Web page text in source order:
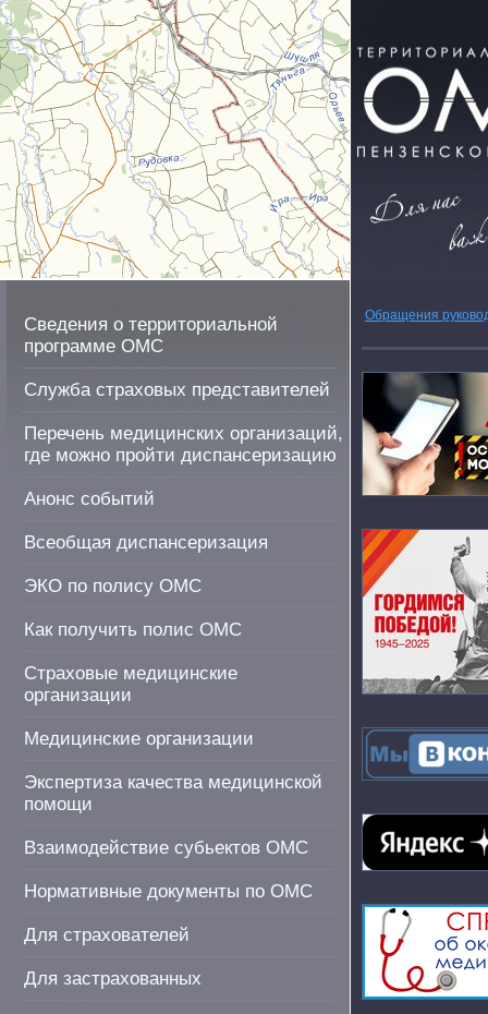
Сведения о территориальной
программе ОМС
Служба страховых представителей
Перечень медицинских организаций,
где можно пройти диспансеризацию
Анонс событий
Всеобщая диспансеризация
ЭКО по полису ОМС
Как получить полис ОМС
Страховые медицинские
организации
Медицинские организации
Экспертиза качества медицинской
помощи
Взаимодействие субьектов ОМС
Нормативные документы по ОМС
Для страхователей
Для застрахованных
Обращения